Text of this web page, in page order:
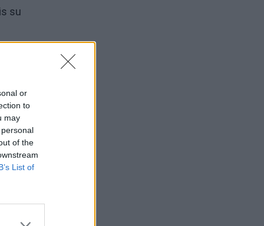
or
to
may
of the
List of
su
jas